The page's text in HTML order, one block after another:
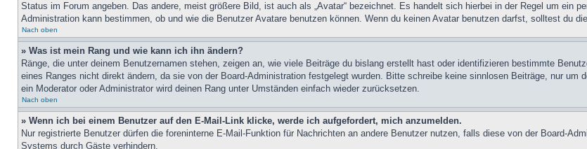
Status im Forum angeben. Das andere, meist größere Bild, ist auch als „Avatar“ bezeichnet. Es handelt sich hierbei in der Regel um ein
Administration kann bestimmen, ob und wie die Benutzer Avatare benutzen können. Wenn du keinen Avatar benutzen darfst, solltest du
Nach oben
» Was ist mein Rang und wie kann ich ihn ändern?
Ränge, die unter deinem Benutzernamen stehen, zeigen an, wie viele Beiträge du bislang erstellt hast oder identifizieren bestimmte
eines Ranges nicht direkt ändern, da sie von der Board-Administration festgelegt wurden. Bitte schreibe keine sinnlosen Beiträge, nur
ein Moderator oder Administrator wird deinen Rang unter Umständen einfach wieder zurücksetzen.
Nach oben
» Wenn ich bei einem Benutzer auf den E-Mail-Link klicke, werde ich aufgefordert, mich anzumelden.
Nur registrierte Benutzer dürfen die foreninterne E-Mail-Funktion für Nachrichten an andere Benutzer nutzen, falls diese von der Board-
Systems durch Gäste verhindern.